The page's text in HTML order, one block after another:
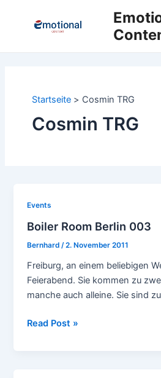
Startseite Cosmin TRG
Cosmin TRG
Events
Boiler Room Berlin 003
Bernhard/2. November 2011
Freiburg, an einem beliebigen
Feierabend. Sie kommen zu
manche auch alleine. Sie sind
Boiler
Read Post »